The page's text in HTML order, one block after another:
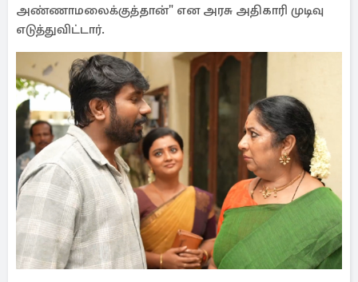
அண்ணாமலைக்குத்தான்" என அரசு அதிகாரி முடிவு
எடுத்துவிட்டார்.